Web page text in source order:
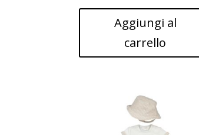
Aggiungi al
carrello